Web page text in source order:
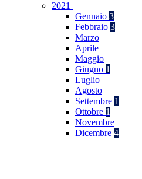
2021
Gennaio 3
Febbraio 3
Marzo
Aprile
Maggio
Giugno 1
Luglio
Agosto
Settembre 1
Ottobre 1
Novembre
Dicembre 4